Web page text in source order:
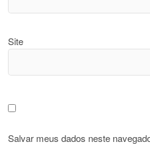
Site
Salvar meus dados neste